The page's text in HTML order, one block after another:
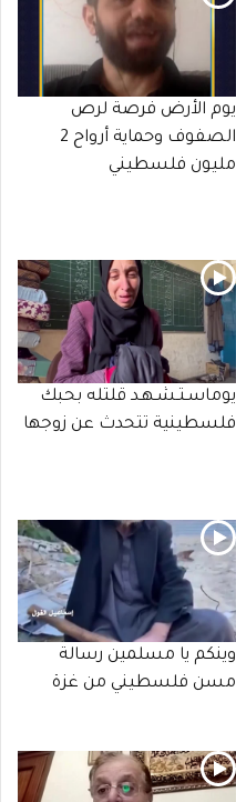
يوم الأرض فرصة لرص
الصفوف وحماية أرواح 2
مليون فلسطيني
يوماسـتـشـهـد قلتله بحبك
فلسطينية تتحدث عن زوجها
وينكم يا مسلمين رسالة
مسن فلسطيني من غزة